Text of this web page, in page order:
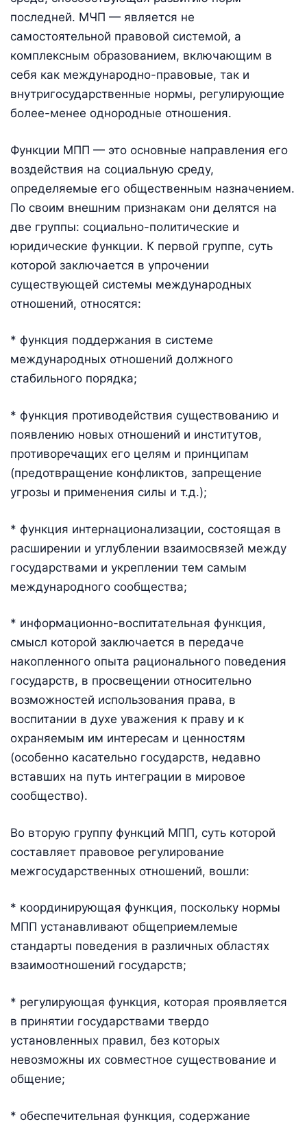
последней. МЧП — является не
самостоятельной правовой системой, а
комплексным образованием, включающим в
себя как международно-правовые, так и
внутригосударственные нормы, регулирующие
более-менее однородные отношения.
Функции МПП — это основные направления его
воздействия на социальную среду,
определяемые его общественным назначением.
По своим внешним признакам они делятся на
две группы: социально-политические и
юридические функции. К первой группе, суть
которой заключается в упрочении
существующей системы международных
отношений, относятся:
* функция поддержания в системе
международных отношений должного
стабильного порядка;
* функция противодействия существованию и
появлению новых отношений и институтов,
противоречащих его целям и принципам
(предотвращение конфликтов, запрещение
угрозы и применения силы и т.д.);
* функция интернационализации, состоящая в
расширении и углублении взаимосвязей между
государствами и укреплении тем самым
международного сообщества;
* информационно-воспитательная функция,
смысл которой заключается в передаче
накопленного опыта рационального поведения
государств, в просвещении относительно
возможностей использования права, в
воспитании в духе уважения к праву и к
охраняемым им интересам и ценностям
(особенно касательно государств, недавно
вставших на путь интеграции в мировое
сообщество).
Во вторую группу функций МПП, суть которой
составляет правовое регулирование
межгосударственных отношений, вошли:
* координирующая функция, поскольку нормы
МПП устанавливают общеприемлемые
стандарты поведения в различных областях
взаимоотношений государств;
* регулирующая функция, которая проявляется
в принятии государствами твердо
установленных правил, без которых
невозможны их совместное существование и
общение;
* обеспечительная функция, содержание